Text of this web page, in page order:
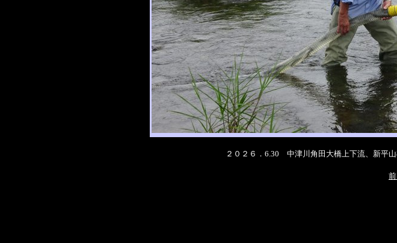
２０２６．6.30 中津川角田大橋上下流、新平